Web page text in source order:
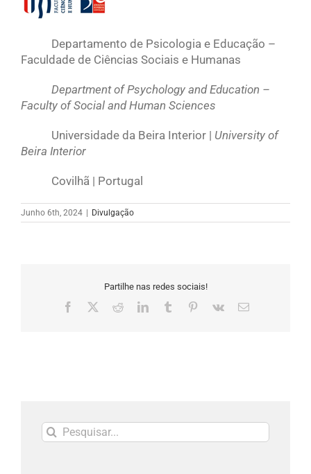
Departamento de Psicologia e Educação –
Faculdade de Ciências Sociais e Humanas
Department of Psychology and Education –
Faculty of Social and Human Sciences
Universidade da Beira Interior | University of
Beira Interior
Covilhã | Portugal
Junho 6th, 2024 Divulgação
Partilhe nas redes sociais!
Facebook RedditLinkedInTumblr Pinterest
Vk
Email
Pesquisar